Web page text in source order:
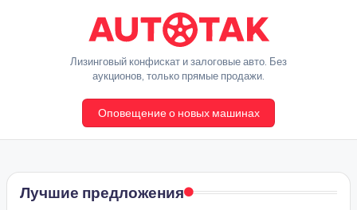
содержимому
A
t
o
T
a
Лизинговый конфискат и залоговые авто. Без
аукционов, только прямые продажи.
Оповещение о новых машинах
Лучшие предложения